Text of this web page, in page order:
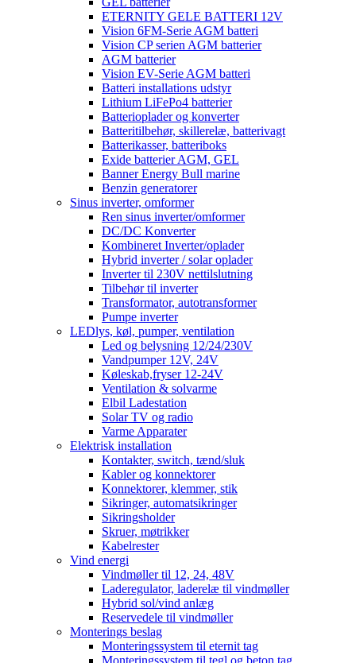
ETERNITY GELE BATTERI 12V
Vision 6FM-Serie AGM batteri
Vision CP serien AGM batterier
AGM batterier
Vision EV-Serie AGM batteri
Batteri installations udstyr
Lithium LiFePo4 batterier
Batterioplader og konverter
Batteritilbehør, skillerelæ, batterivagt
Batterikasser, batteriboks
Exide batterier AGM, GEL
Banner Energy Bull marine
Benzin generatorer
Sinus inverter, omformer
Ren sinus inverter/omformer
DC/DC Konverter
Kombineret Inverter/oplader
Hybrid inverter / solar oplader
Inverter til 230V nettilslutning
Tilbehør til inverter
Transformator, autotransformer
Pumpe inverter
LEDlys, køl, pumper, ventilation
Led og belysning 12/24/230V
Vandpumper 12V, 24V
Køleskab,fryser 12-24V
Ventilation & solvarme
Elbil Ladestation
Solar TV og radio
Varme Apparater
Elektrisk installation
Kontakter, switch, tænd/sluk
Kabler og konnektorer
Konnektorer, klemmer, stik
Sikringer, automatsikringer
Sikringsholder
Skruer, møtrikker
Kabelrester
Vind energi
Vindmøller til 12, 24, 48V
Laderegulator, laderelæ til vindmøller
Hybrid sol/vind anlæg
Reservedele til vindmøller
Monterings beslag
Monteringssystem til eternit tag